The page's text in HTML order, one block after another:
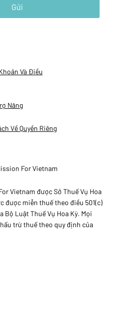
Và Điều
Năng
Về Quyền Riêng
For Vietnam
Vietnam được Sở Thuế Vụ Hoa
được miễn thuế theo điều 501(c)
Bộ Luật Thuế Vụ Hoa Kỳ. Mọi
trừ thuế theo quy định của
Gửi